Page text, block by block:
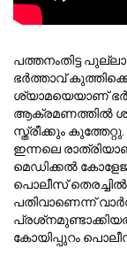
പത്തനംതിട്ട
ഭര്‍ത്താവ്
ശ്യാമയെയാണ്
ആക്രമണത്തില്‍
സ്ത്രീക്കും
ഇന്നലെ
മെഡിക്കല്‍
പൊലീസ്
പതിവാണെന്ന്
പ്രശ്‌നമുണ്ടാക്കിയത് നേരത്തെയും ഇയാള്‍ക്കെതിരെ
കോയിപ്പുറം